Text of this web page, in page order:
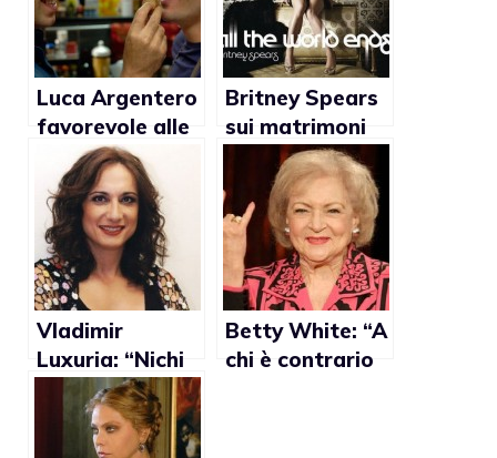
Luca Argentero
favorevole alle
adozioni gay
Britney Spears
sui matrimoni
gay: “Penso che
tutti
dovrebbero
essere trattati
allo stesso
modo”
Vladimir
Luxuria: “Nichi
Vendola
premier? Non
sottovaluto
Betty White: “A
chi è contrario